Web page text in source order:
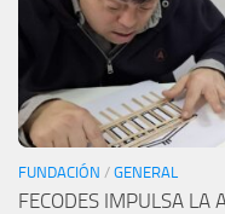
FUNDACIÓN / GENERAL
FECODES IMPULSA LA